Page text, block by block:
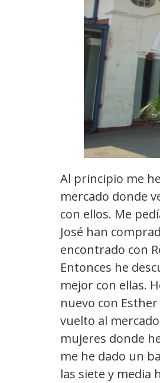
Al principio me
mercado donde
con ellos. Me
José han
encontrado con
Entonces he
mejor con ellas.
nuevo con
vuelto al
mujeres donde
me he dado un
las siete y media